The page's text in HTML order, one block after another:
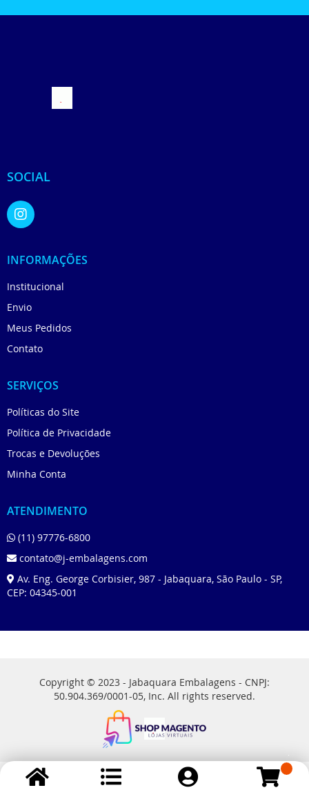
SOCIAL
INFORMAÇÕES
Institucional
Envio
Meus Pedidos
Contato
SERVIÇOS
Políticas do Site
Política de Privacidade
Trocas e Devoluções
Minha Conta
ATENDIMENTO
(11) 97776-6800
contato@j-embalagens.com
Av. Eng. George Corbisier, 987 - Jabaquara, São Paulo - SP,
CEP: 04345-001
Copyright © 2023 - Jabaquara Embalagens - CNPJ:
50.904.369/0001-05, Inc. All rights reserved.